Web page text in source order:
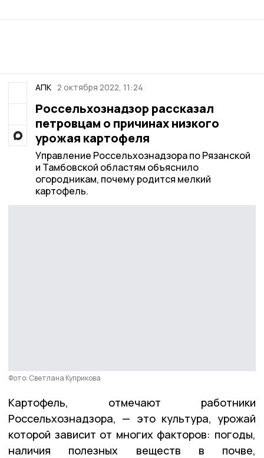
АПК 2 октября 2022, 11:24
Россельхознадзор рассказал
петровцам о причинах низкого
урожая картофеля
Управление Россельхознадзора по Рязанской
и Тамбовской областям объяснило
огородникам, почему родится мелкий
картофель.
Фото: Светлана Куприкова
Картофель, отмечают работники
Россельхознадзора, — это культура, урожай
которой зависит от многих факторов: погоды,
наличия полезных веществ в почве,